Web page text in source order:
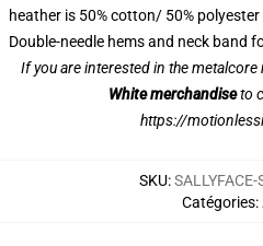
heather is 50% cotton/ 50% polyester
Double-needle hems and neck band
If you are interested in the metalcore
White merchandiseto
https://
SKU:
Catégories: